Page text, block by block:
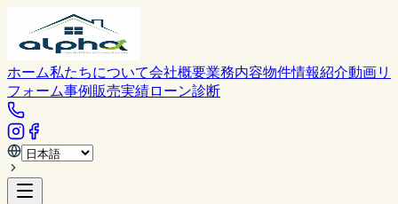
ホーム私たちについて会社概要業務内容物件情報紹介動画リ
フォーム事例 販売実績ローン診断